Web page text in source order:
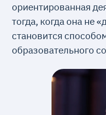
ориентированная
тогда, когда она не
становится
образовательного